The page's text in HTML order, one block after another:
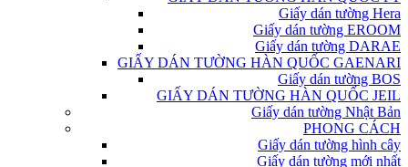
Giấy dán tường Hera
Giấy dán tường EROOM
Giấy dán tường DARAE
GIẤY DÁN TƯỜNG HÀN QUỐC GAENARI
Giấy dán tường BOS
GIẤY DÁN TƯỜNG HÀN QUỐC JEIL
Giấy dán tường Nhật Bản
PHONG CÁCH
Giấy dán tường hình cây
Giấy dán tường mới nhất